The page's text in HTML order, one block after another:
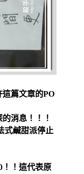
篇文章的PO
消息！！！
式鹹甜派停止
！這代表原